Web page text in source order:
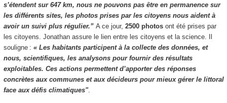
s’étendent sur 647 km, nous ne pouvons pas être en permanence sur
les différents sites, les photos prises par les citoyens nous aident à
avoir un suivi plus régulier.” A ce jour, 2500 photosont été prises par
les citoyens. Jonathan assure le lien entre les citoyens et la science. Il
souligne : « Les habitants participent à la collecte des données, et
nous, scientifiques, les analysons pour fournir des résultats
exploitables. Ces actions permettent d’apporter des réponses
concrètes aux communes et aux décideurs pour mieux gérer le littoral
face aux défis climatiques".